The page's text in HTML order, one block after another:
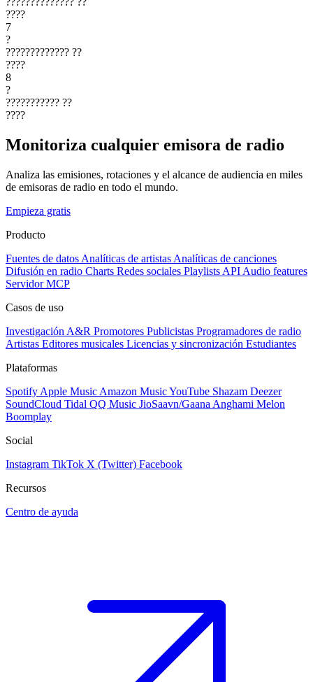
????
7
?
????????????? ??
????
8
?
??????????? ??
????
Monitoriza cualquier emisora de radio
Analiza las emisiones, rotaciones y el alcance de audiencia en miles
de emisoras de radio en todo el mundo.
Empieza gratis
Producto
Fuentes de datos Analíticas de artistas Analíticas de canciones
Difusión en radio Charts Redes sociales Playlists API Audio features
Servidor MCP
Casos de uso
Investigación A&R Promotores Publicistas Programadores de radio
Artistas Editores musicales Licencias y sincronización Estudiantes
Plataformas
Spotify Apple Music Amazon MusicYouTube Shazam Deezer
SoundCloud Tidal QQ Music JioSaavn/Gaana Anghami Melon
Boomplay
Social
Instagram TikTok X (Twitter) Facebook
Recursos
Centro de ayuda